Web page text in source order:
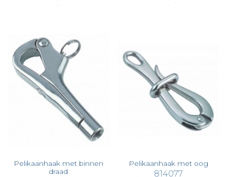
Pelikaanhaak met binnen
draad
Pelikaanhaak met oog
814077